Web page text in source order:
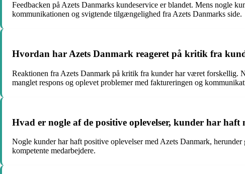
Feedbacken på Azets Danmarks kundeservice er blandet. Mens nogle
kommunikationen og svigtende tilgængelighed fra Azets Danmarks side.
Hvordan har Azets Danmark reageret på kritik fra
Reaktionen fra Azets Danmark på kritik fra kunder har været forskellig.
manglet respons og oplevet problemer med faktureringen og
Hvad er nogle af de positive oplevelser, kunder har haft
Nogle kunder har haft positive oplevelser med Azets Danmark,
kompetente medarbejdere.